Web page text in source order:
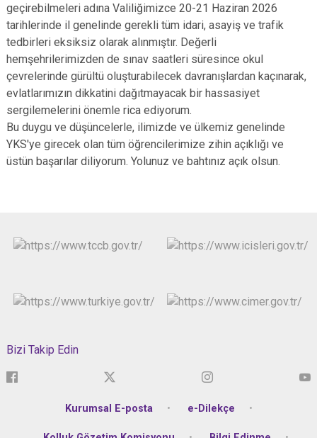
geçirebilmeleri adına Valiliğimizce 20-21 Haziran 2026
tarihlerinde il genelinde gerekli tüm idari, asayiş ve trafik
tedbirleri eksiksiz olarak alınmıştır. Değerli
hemşehrilerimizden de sınav saatleri süresince okul
çevrelerinde gürültü oluşturabilecek davranışlardan kaçınarak,
evlatlarımızın dikkatini dağıtmayacak bir hassasiyet
sergilemelerini önemle rica ediyorum.
Bu duygu ve düşüncelerle, ilimizde ve ülkemiz genelinde
YKS'ye girecek olan tüm öğrencilerimize zihin açıklığı ve
üstün başarılar diliyorum. Yolunuz ve bahtınız açık olsun.
Bizi Takip Edin
Kurumsal E-posta e-Dilekçe